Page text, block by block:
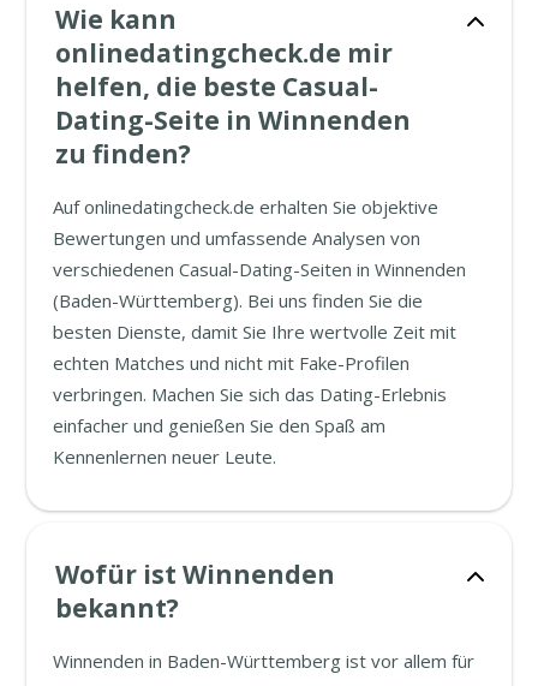
Wie kann
onlinedatingcheck.de mir
helfen, die beste Casual-
Dating-Seite in Winnenden
zu finden?
Auf onlinedatingcheck.de erhalten Sie objektive
Bewertungen und umfassende Analysen von
verschiedenen Casual-Dating-Seiten in Winnenden
(Baden-Württemberg). Bei uns finden Sie die
besten Dienste, damit Sie Ihre wertvolle Zeit mit
echten Matches und nicht mit Fake-Profilen
verbringen. Machen Sie sich das Dating-Erlebnis
einfacher und genießen Sie den Spaß am
Kennenlernen neuer Leute.
Wofür ist Winnenden
bekannt?
Winnenden in Baden-Württemberg ist vor allem für